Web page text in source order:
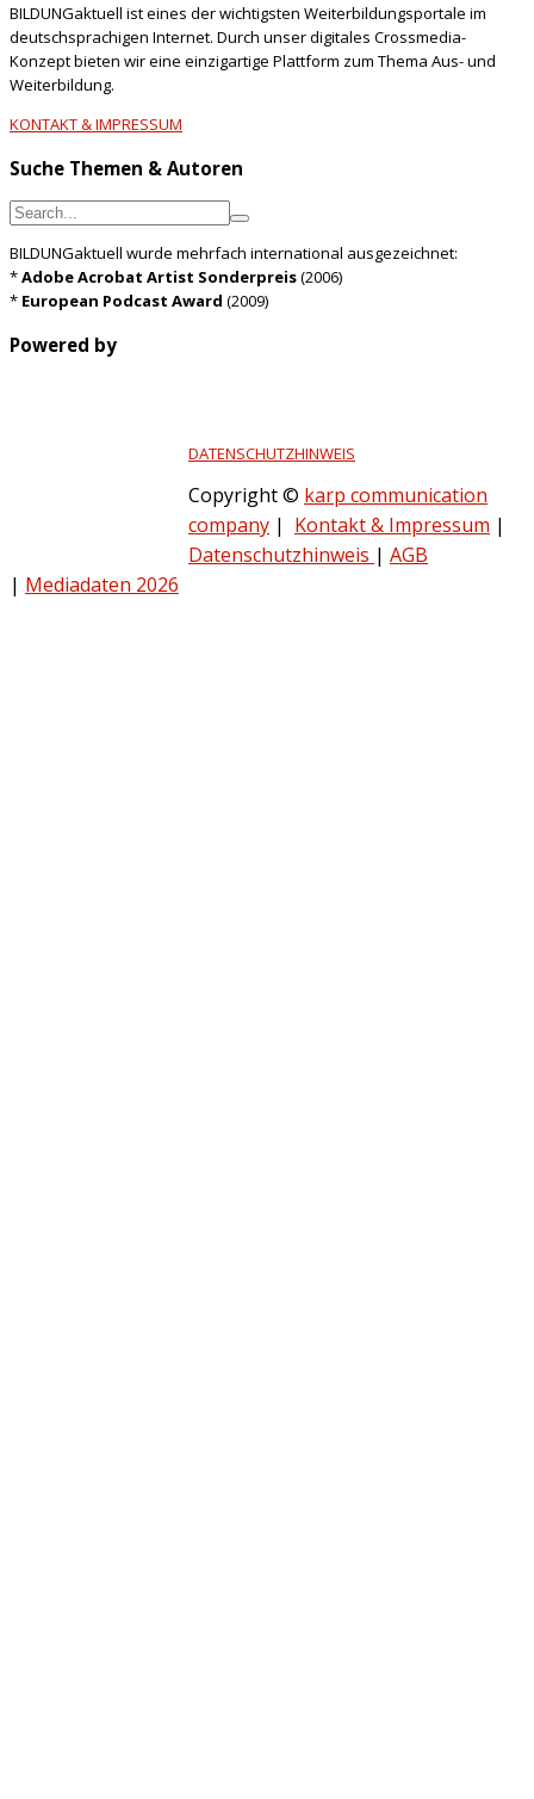
BILDUNGaktuell ist eines der wichtigsten Weiterbildungsportale im
deutschsprachigen Internet. Durch unser digitales Crossmedia-
Konzept bieten wir eine einzigartige Plattform zum Thema Aus- und
Weiterbildung.
KONTAKT & IMPRESSUM
Suche Themen & Autoren
BILDUNGaktuell wurde mehrfach international ausgezeichnet:
*Adobe Acrobat Artist Sonderpreis(2006)
* European Podcast Award (2009)
Powered by
DATENSCHUTZHINWEIS
Copyright © karp communication
company | Kontakt & Impressum |
Datenschutzhinweis | AGB
| Mediadaten 2026